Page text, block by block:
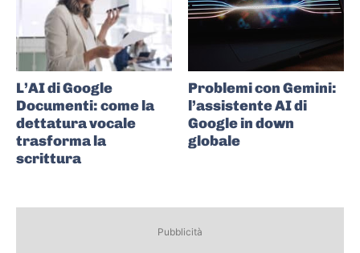
L’AI di Google
Documenti: come la
dettatura vocale
trasforma la
scrittura
Problemi con Gemini:
l’assistente AI di
Google in down
globale
Pubblicità